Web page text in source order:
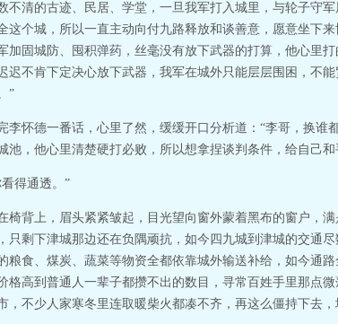
不清的古迹、民居、学堂，一旦我军打入城里，与轮子守
这个城，所以一直主动向付九路释放和谈善意，愿意坐下
加固城防、囤积弹药，丝毫没有放下武器的打算，他心里
迟不肯下定决心放下武器，我军在城外只能层层围困，不
”
李怀德一番话，心里了然，缓缓开口分析道：“李哥，换
池，他心里清楚硬打必败，所以想拿捏谈判条件，给自己
得通透。”
椅背上，眉头紧紧皱起，目光望向窗外蒙着黑布的窗户，
只剩下津城那边还在负隅顽抗，如今四九城到津城的交通
粮食、煤炭、蔬菜等物资全都依靠城外输送补给，如今通
格高到普通人一辈子都攒不出的数目，寻常百姓手里那点
，不少人家寒冬里连取暖柴火都凑不齐，再这么僵持下去